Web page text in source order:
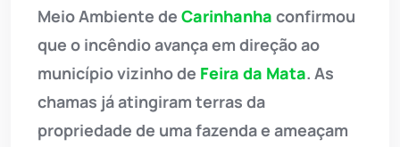
Meio Ambiente de Carinhanha confirmou
que o incêndio avança em direção ao
município vizinho de Feira da Mata. As
chamas já atingiram terras da
propriedade de uma fazenda e ameaçam